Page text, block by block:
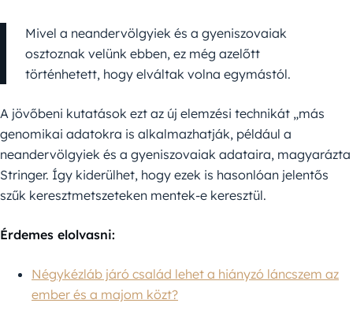
Mivel a neandervölgyiek és a gyeniszovaiak
osztoznak velünk ebben, ez még azelőtt
történhetett, hogy elváltak volna egymástól.
A jövőbeni kutatások ezt az új elemzési technikát „más
genomikai adatokra is alkalmazhatják, például a
neandervölgyiek és a gyeniszovaiak adataira, magyarázta
Stringer. Így kiderülhet, hogy ezek is hasonlóan jelentős
szűk keresztmetszeteken mentek-e keresztül.
Érdemes elolvasni:
Négykézláb járó család lehet a hiányzó láncszem az
ember és a majom közt?